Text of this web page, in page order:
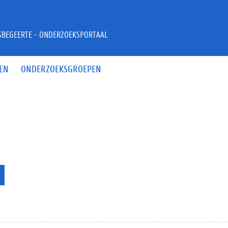
ONDERZOEKSGROEPEN
- ONDERZOEKSPORTAAL